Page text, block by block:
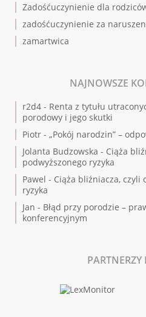
Zadośćuczynienie dla
zadośćuczynienie za
zamartwica
NAJNOWSZE
r2d4 - Renta z tytułu
porodowy i jego skutki
Piotr - „Pokój narodzin” –
Jolanta Budzowska - Ciąża
podwyższonego ryzyka
Pawel - Ciąża bliźniacza, czyli
ryzyka
Jan - Błąd przy porodzie –
konferencyjnym